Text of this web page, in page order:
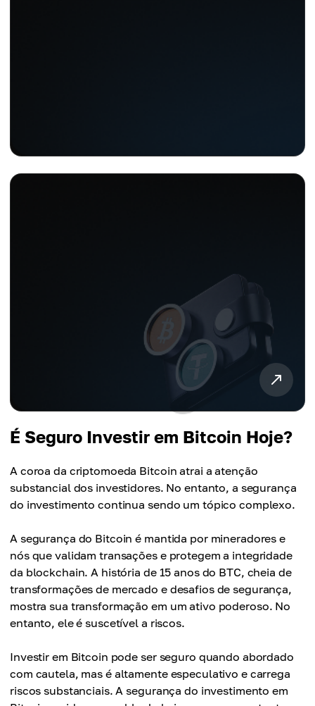
É Seguro Investir em Bitcoin Hoje?
A coroa da criptomoeda Bitcoin atrai a atenção
substancial dos investidores. No entanto, a segurança
do investimento continua sendo um tópico complexo.
A segurança do Bitcoin é mantida por mineradores e
nós que validam transações e protegem a integridade
da blockchain. A história de 15 anos do BTC, cheia de
transformações de mercado e desafios de segurança,
mostra sua transformação em um ativo poderoso. No
entanto, ele é suscetível a riscos.
Investir em Bitcoin pode ser seguro quando abordado
com cautela, mas é altamente especulativo e carrega
riscos substanciais. A segurança do investimento em